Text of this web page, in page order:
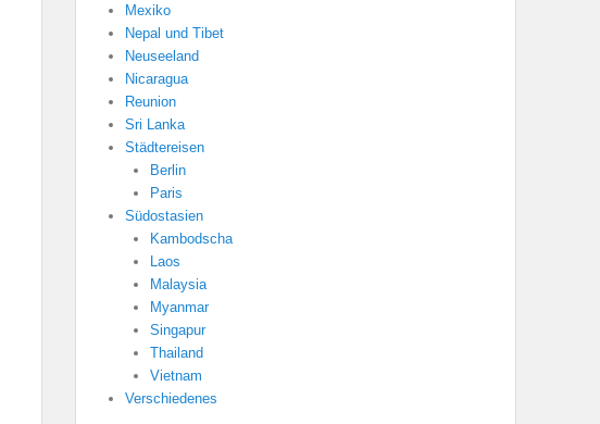
Mexiko
Nepal und Tibet
Neuseeland
Nicaragua
Reunion
Sri Lanka
Städtereisen
Berlin
Paris
Südostasien
Kambodscha
Laos
Malaysia
Myanmar
Singapur
Thailand
Vietnam
Verschiedenes